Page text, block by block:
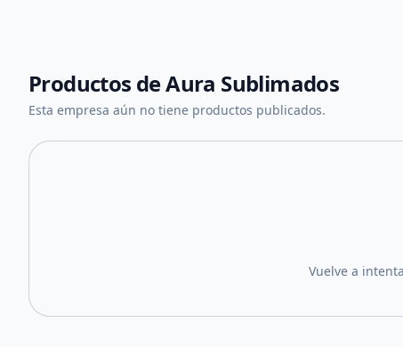
Productos deAura Sublimados
Esta empresa aún no tiene productos publicados.
Vuelve a